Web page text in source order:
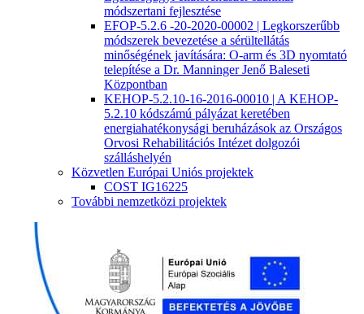
módszertani fejlesztése
EFOP-5.2.6 -20-2020-00002 | Legkorszerűbb
módszerek bevezetése a sérültellátás
minőségének javítására: O-arm és 3D nyomtató
telepítése a Dr. Manninger Jenő Baleseti
Központban
KEHOP-5.2.10-16-2016-00010 | A KEHOP-
5.2.10 kódszámú pályázat keretében
energiahatékonysági beruházások az Országos
Orvosi Rehabilitációs Intézet dolgozói
szálláshelyén
Közvetlen Európai Uniós projektek
COST IG16225
További nemzetközi projektek